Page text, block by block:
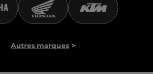
Autres marques